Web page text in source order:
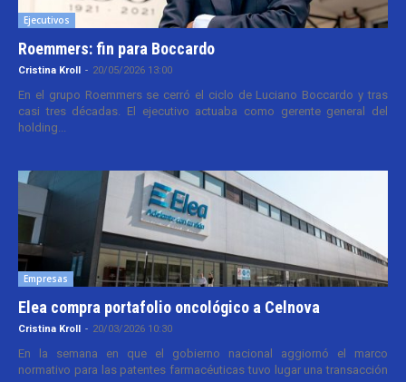
Ejecutivos
Roemmers: fin para Boccardo
Cristina Kroll - 20/05/2026 13:00
En el grupo Roemmers se cerró el ciclo de Luciano Boccardo y tras
casi tres décadas. El ejecutivo actuaba como gerente general del
holding...
Empresas
Elea compra portafolio oncológico a Celnova
Cristina Kroll - 20/03/2026 10:30
En la semana en que el gobierno nacional aggiornó el marco
normativo para las patentes farmacéuticas tuvo lugar una transacción